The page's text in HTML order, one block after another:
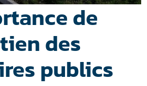
de
des
publics